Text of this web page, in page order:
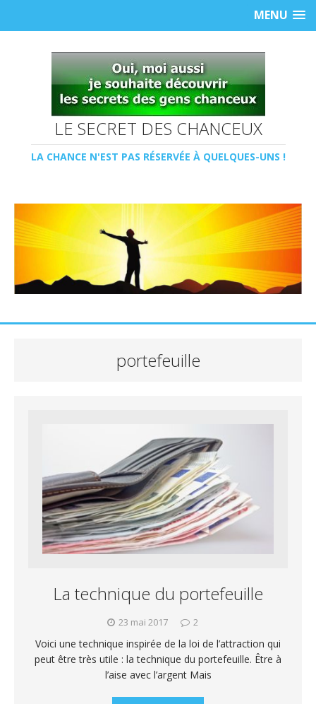
MENU
LE SECRET DES CHANCEUX
LA CHANCE N'EST PAS RÉSERVÉE À QUELQUES-UNS !
portefeuille
La technique du portefeuille
23 mai 2017 2
Voici une technique inspirée de la loi de l’attraction qui
peut être très utile : la technique du portefeuille. Être à
l’aise avec l’argent Mais